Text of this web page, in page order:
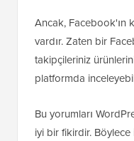
Ancak, Facebook'ın
vardır. Zaten bir
takipçileriniz
platformda
Bu yorumları
iyi bir fikirdir. Böylece